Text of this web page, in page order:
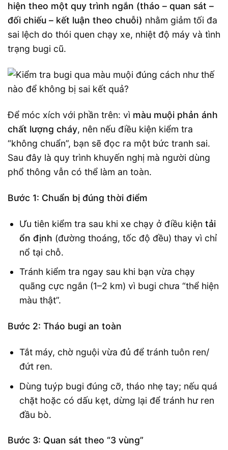
hiện theo một quy trình ngắn (tháo – quan sát –
đối chiếu – kết luận theo chuỗi) nhằm giảm tối đa
sai lệch do thói quen chạy xe, nhiệt độ máy và tình
trạng bugi cũ.
Để móc xích với phần trên: vì màu muội phản ánh
chất lượng cháy, nên nếu điều kiện kiểm tra
“không chuẩn”, bạn sẽ đọc ra một bức tranh sai.
Sau đây là quy trình khuyến nghị mà người dùng
phổ thông vẫn có thể làm an toàn.
Bước 1: Chuẩn bị đúng thời điểm
Ưu tiên kiểm tra sau khi xe chạy ở điều kiện tải
ổn định (đường thoáng, tốc độ đều) thay vì chỉ
nổ tại chỗ.
Tránh kiểm tra ngay sau khi bạn vừa chạy
quãng cực ngắn (1–2 km) vì bugi chưa “thể hiện
màu thật”.
Bước 2: Tháo bugi an toàn
Tắt máy, chờ nguội vừa đủ để tránh tuôn ren/
đứt ren.
Dùng tuýp bugi đúng cỡ, tháo nhẹ tay; nếu quá
chặt hoặc có dấu kẹt, dừng lại để tránh hư ren
đầu bò.
Bước 3: Quan sát theo “3 vùng”